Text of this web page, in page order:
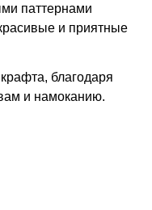
паттернами
и приятные
благодаря
и намоканию.